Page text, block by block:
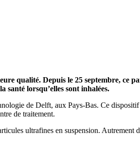
qualité. Depuis le 25 septembre, ce
santé lorsqu’elles sont inhalées.
de Delft, aux Pays-Bas. Ce
de traitement.
ultrafines en suspension.